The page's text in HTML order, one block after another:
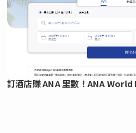
訂酒店賺 ANA 里數！ANA